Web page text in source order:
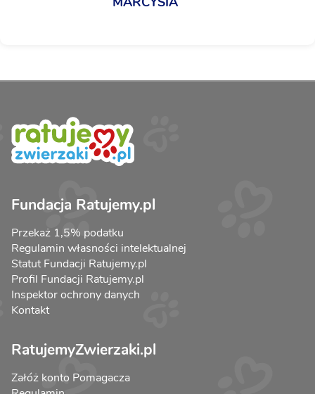
Fundacja Ratujemy.pl
Przekaż 1,5% podatku
Regulamin własności intelektualnej
Statut Fundacji Ratujemy.pl
Profil Fundacji Ratujemy.pl
Inspektor ochrony danych
Kontakt
RatujemyZwierzaki.pl
Załóż konto Pomagacza